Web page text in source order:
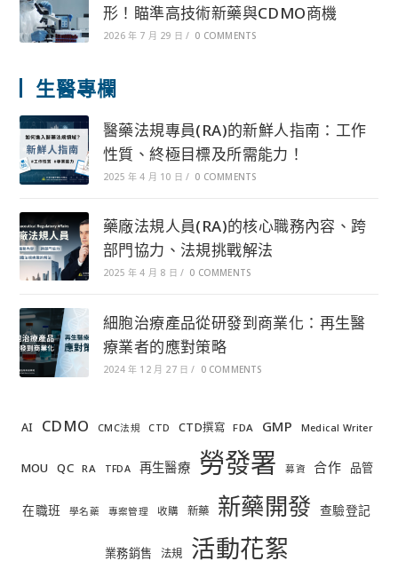
形！瞄準高技術新藥與CDMO商機
2026 年 7 月 29 日 / 0 COMMENTS
生醫專欄
醫藥法規專員(RA)的新鮮人指南：工作
性質、終極目標及所需能力！
2025 年 4 月 10 日 / 0 COMMENTS
藥廠法規人員(RA)的核心職務內容、跨
部門協力、法規挑戰解法
2025 年 4 月 8 日 / 0 COMMENTS
細胞治療產品從研發到商業化：再生醫
療業者的應對策略
2024 年 12 月 27 日 / 0 COMMENTS
AI CDMO CMC法規 CTD CTD撰寫 FDA GMP Medical Writer
MOU QC RA TFDA 再生醫療 勞發署 募資 合作 品管
在職班 學名藥 專案管理 收購 新藥 新藥開發 查驗登記
業務銷售 法規 活動花絮